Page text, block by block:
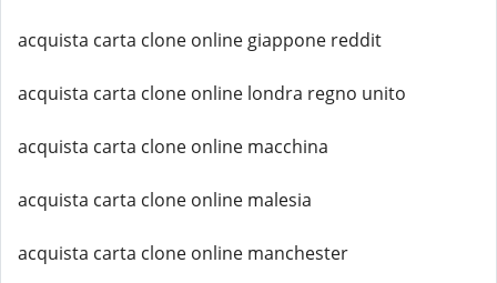
acquista carta clone online giappone reddit
acquista carta clone online londra regno unito
acquista carta clone online macchina
acquista carta clone online malesia
acquista carta clone online manchester